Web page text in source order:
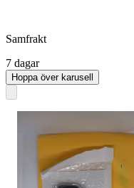
Samfrakt
7 dagar
Hoppa över karusell